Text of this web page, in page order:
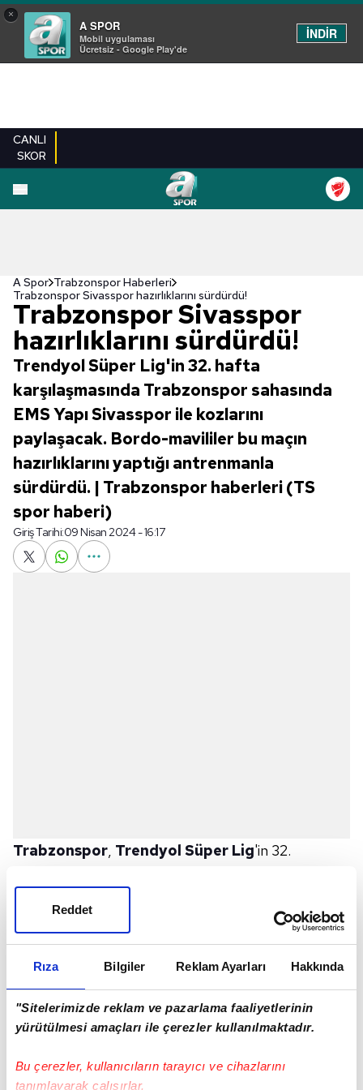
Rıza Bilgiler Reklam Ayarları Hakkında
"Sitelerimizde reklam ve pazarlama faaliyetlerinin
yürütülmesi amaçları ile çerezler kullanılmaktadır.
Bu çerezler, kullanıcıların tarayıcı ve cihazlarını
tanımlayarak çalışırlar.
Reddet
×
A SPOR
Mobil uygulaması
Ücretsiz - Google Play'de
İNDİR
CANLI
SKOR
A Spor Trabzonspor Haberleri
Trabzonspor Sivasspor hazırlıklarını sürdürdü!
Trabzonspor Sivasspor
hazırlıklarını sürdürdü!
Trendyol Süper Lig'in 32. hafta
karşılaşmasında Trabzonspor sahasında
EMS Yapı Sivasspor ile kozlarını
paylaşacak. Bordo-mavililer bu maçın
hazırlıklarını yaptığı antrenmanla
sürdürdü. | Trabzonspor haberleri (TS
spor haberi)
Giriş Tarihi:09 Nisan 2024 - 16:17
Trabzonspor, Trendyol Süper Lig'in 32.
Teknik direktörAbdullah Avcıyönetiminde
Mehmet Ali Yılmaz Tesisleri'nde gerçekleştirilen
idmanın ilk bölümünde futbolcular, teknik ısınma,
5'e 2 ve geniş alan oyun çalışması gerçekleştirildi.
Antrenman, sonuçlandırma çalışmasıyla tamamlandı.
Karadeniz ekibi, yarın yapacağı antrenmanla
hazırlıklarını sürdürecek.